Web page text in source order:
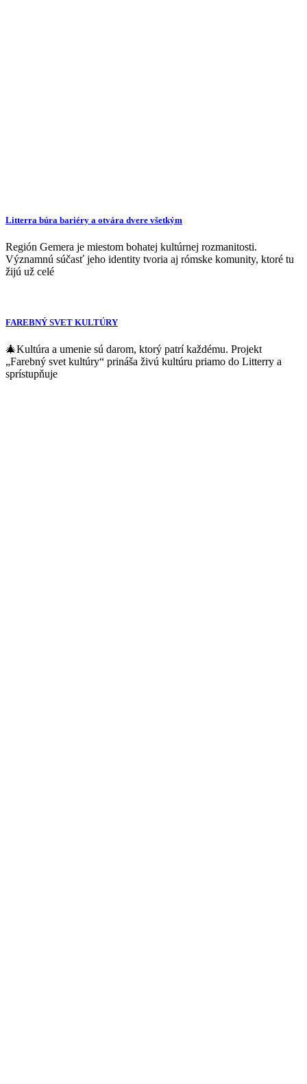
Litterra búra bariéry a otvára dvere všetkým
Región Gemera je miestom bohatej kultúrnej rozmanitosti.
Významnú súčasť jeho identity tvoria aj rómske komunity, ktoré tu
žijú už celé
FAREBNÝ SVET KULTÚRY
🎄Kultúra a umenie sú darom, ktorý patrí každému. Projekt
„Farebný svet kultúry“ prináša živú kultúru priamo do Litterry a
sprístupňuje